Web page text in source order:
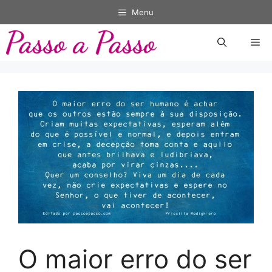
para
conteúdo
Menu
O maior erro do ser